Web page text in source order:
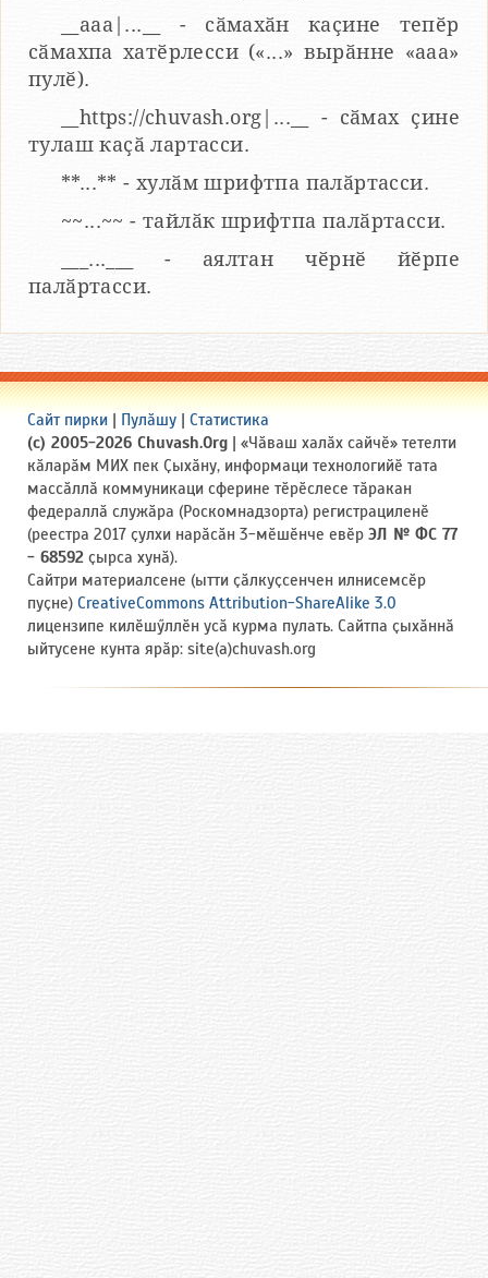
__aaa|...__ - сӑмахӑн каҫине тепӗр
сӑмахпа хатӗрлесси («...» вырӑнне «ааа»
пулӗ).
__https://chuvash.org|...__ - сӑмах ҫине
тулаш каҫӑ лартасси.
**...** - хулӑм шрифтпа палӑртасси.
~~...~~ - тайлӑк шрифтпа палӑртасси.
___...___ - аялтан чӗрнӗ йӗрпе
палӑртасси.
Сайт пирки | Пулӑшу | Статистика
(c) 2005-2026 Chuvash.Org | «Чӑваш халӑх сайчӗ» тетелти
кӑларӑм МИХ пек Ҫыхӑну, информаци технологийӗ тата
массӑллӑ коммуникаци сферине тӗрӗслесе тӑракан
федераллӑ служӑра (Роскомнадзорта) регистрациленӗ
(реестра 2017 ҫулхи нарӑсӑн 3-мӗшӗнче евӗр ЭЛ № ФС 77
- 68592 ҫырса хунӑ).
Сайтри материалсене (ытти ҫӑлкуҫсенчен илнисемсӗр
пуҫне) CreativeCommons Attribution-ShareAlike 3.0
лицензипе килӗшӳллӗн усӑ курма пулать. Сайтпа ҫыхӑннӑ
ыйтусене кунта ярӑр: site(a)chuvash.org